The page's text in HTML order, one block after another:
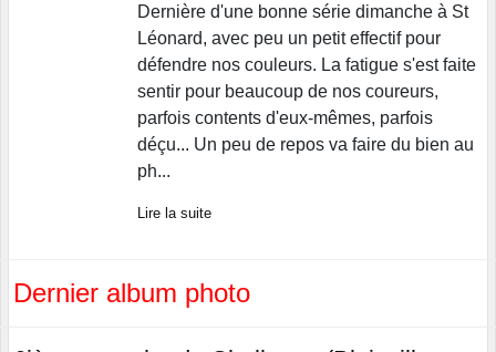
Dernière d'une bonne série dimanche à St
Léonard, avec peu un petit effectif pour
défendre nos couleurs. La fatigue s'est faite
sentir pour beaucoup de nos coureurs,
parfois contents d'eux-mêmes, parfois
déçu... Un peu de repos va faire du bien au
ph...
Lire la suite
Dernier album photo